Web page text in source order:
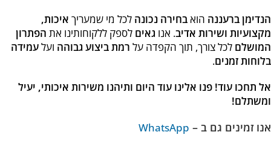
הנדימן ברעננה הוא בחירה נכונה לכל מי שמעריך איכות,
מקצועיות ושירות אדיב. אנו גאים לספק ללקוחותינו את הפתרון
המושלם לכל צורך, תוך הקפדה על רמת ביצוע גבוהה ועלעמידה
בלוחות זמנים.
אל תחכו עוד! פנו אלינו עוד היום ותיהנו משירות איכותי, יעיל
ומשתלם!
אנו זמינים גם ב – WhatsApp